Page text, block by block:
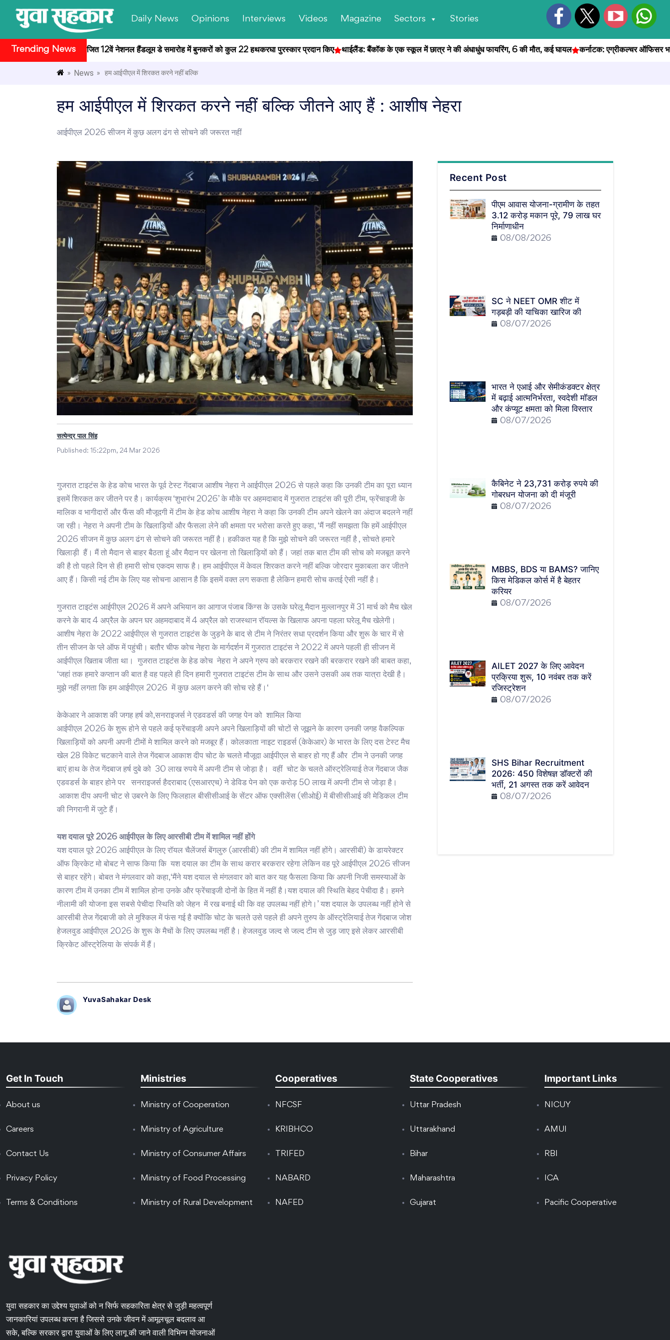
Daily News Opinions Interviews Videos Magazine Sectors Stories
Trending News
सांस्कृतिक केंद्र में आयोजित 12वें नेशनल हैंडलूम डे समारोह में बुनकरों को कुल 22 हथकरघा पुरस्कार प्रदान किए थाईलैंड: बैंकॉक के एक स्कूल में छात्र ने की अंधाधुंध फायरिंग, 6 की मौत, कई घायल कर्नाटक: एग्रीकल्चर ऑफिसर भर्ती
» News » हम आईपीएल में शिरकत करने नहीं बल्कि
हम आईपीएल में शिरकत करने नहीं बल्कि जीतने आए हैं : आशीष नेहरा
आईपीएल 2026 सीजन में कुछ अलग ढंग से सोचने की जरूरत नहीं
सत्येन्द्र पाल सिंह
Published: 15:22pm, 24 Mar 2026
गुजरात टाइटंस के हेड कोच भारत के पूर्व टेस्ट गेंदबाज आशीष नेहरा ने आईपीएल 2026 से पहले कहा कि उनकी टीम का पूरा ध्यान
इसमें शिरकत कर जीतने पर है। कार्यक्रम ‘शुभारंभ 2026’ के मौके पर अहमदाबाद में गुजरात टाइटंस की पूरी टीम, फ्रेंचाइजी के
मालिक व भागीदारों और फैंस की मौजूदगी में टीम के हेड कोच आशीष नेहरा ने कहा कि उनकी टीम अपने खेलने का अंदाज बदलने नहीं
जा रही। नेहरा ने अपनी टीम के खिलाड़ियों और फैसला लेने की क्षमता पर भरोसा करते हुए कहा, ‘मैं नहीं समझता कि हमें आईपीएल
2026 सीजन में कुछ अलग ढंग से सोचने की जरूरत नहीं है। हकीकत यह है कि मुझे सोचने की जरूरत नहीं है , सोचते हमारे
खिलाड़ी हैं। मैं तो मैदान से बाहर बैठता हूं और मैदान पर खेलना तो खिलाड़ियों को हैं। जहां तक बात टीम की सोच को मजबूत करने
की है तो पहले दिन से ही हमारी सोच एकदम साफ है। हम आईपीएल में केवल शिरकत करने नहीं बल्कि जोरदार मुकाबला कर जीतने
आए हैं। किसी नई टीम के लिए यह सोचना आसान है कि इसमें वक्त लग सकता है लेकिन हमारी सोच कतई ऐसी नहीं है।
गुजरात टाइटंस आईपीएल 2026 में अपने अभियान का आगाज पंजाब किंग्स के उसके घरेलू मैदान मुल्लानपुर में 31 मार्च को मैच खेल
करने के बाद 4 अप्रैल के अपन घर अहमदाबाद में 4 अप्रैल को राजस्थान रॉयल्स के खिलाफ अपना पहला घरेलू मैच खेलेगी।
आशीष नेहरा के 2022 आईपीएल से गुजरात टाइटंस के जुड़ने के बाद से टीम ने निरंतर सधा प्रदर्शन किया और शुरू के चार में से
तीन सीजन के प्ले ऑफ में पहुंची। बतौर चीफ कोच नेहरा के मार्गदर्शन में गुजरात टाइटंस ने 2022 में अपने पहली ही सीजन में
आईपीएल खिताब जीता था। गुजरात टाइटंस के हेड कोच नेहरा ने अपने ग्रुप को बरकरार रखने की बरकरार रखने की बाबत कहा,
‘जहां तक हमारे कप्तान की बात है वह पहले ही दिन हमारी गुजरात टाइटंस टीम के साथ और उसने उसकी अब तक यात्रा देखी है।
मुझे नहीं लगता कि हम आईपीएल 2026 में कुछ अलग करने की सोच रहे हैं।‘
केकेआर ने आकाश की जगह हर्ष को,सनराइजर्स ने एडवडर्स की जगह पेन को शामिल किया
आईपीएल 2026 के शुरू होने से पहले कई फ्रेंचाइजी अपने अपने खिलाड़ियों की चोटों से जूझने के कारण उनकी जगह वैकल्पिक
खिलाड़ियों को अपनी अपनी टीमों मे शामिल करने को मजबूर हैं। कोलकाता नाइट राइडर्स (केकेआर) के भारत के लिए दस टेस्ट मैच
खेल 28 विकेट चटकाने वाले तेज गेंदबाज आकाश दीप चोट के चलते मौजूदा आईपीएल से बाहर हो गए हैं और टीम ने उनकी जगह
बाएं हाथ के तेज गेंदबाज हर्ष दुबे को 30 लाख रुपये में अपनी टीम से जोड़ा है। वहीं चोट के चलते ऑस्ट्रेलियाई तेज गेंदबाज जैक
एडवडर्स के बाहर होने पर सनराइजर्स हैदराबाद (एसआरएच) ने डेविड पेन को एक करोड़ 50 लाख में अपनी टीम से जोड़ा है।
आकाश दीप अपनी चोट से उबरने के लिए फिलहाल बीसीसीआई के सेंटर ऑफ एक्सीलेंस (सीओई) में बीसीसीआई की मेडिकल टीम
की निगरानी में जुटे हैं।
यश दयाल पूरे 2026 आईपीएल के लिए आरसीबी टीम में शामिल नहीं होंगे
यश दयाल पूरे 2026 आईपीएल के लिए रॉयल चैलेंजर्स बेंगलुरु (आरसीबी) की टीम में शामिल नहीं होंगे। आरसीबी) के डायरेक्टर
ऑफ क्रिकेट मो बोबट ने साफ किया कि यश दयाल का टीम के साथ करार बरकरार रहेगा लेकिन वह पूरे आईपीएल 2026 सीजन
से बाहर रहेंगे। बोबत ने मंगलवार को कहा,‘मैंने यश दयाल से मंगलवार को बात कर यह फैसला किया कि अपनी निजी समस्याओं के
कारण टीम में उनका टीम में शामिल होना उनके और फ्रेंचाइजी दोनों के हित में नहीं है।यश दयाल की स्थिति बेहद पेचीदा है। हमने
नीलामी की योजना इस सबसे पेचीदा स्थिति को जेहन में रख बनाई थी कि वह उपलब्ध नहीं होगे।’ यश दयाल के उपलब्ध नहीं होने से
आरसीबी तेज गेंदबाजी को ले मुश्किल में फंस गई है क्योंकि चोट के चलते उसे पहले ही अपने तुरुप के ऑस्ट्रेलियाई तेज गेंदबाज जोश
हेजलवुड आईपीएल 2026 के शुरू के मैचों के लिए उपलब्ध नहीं है। हेजलवुड जल्द से जल्द टीम से जुड़ जाए इसे लेकर आरसीबी
क्रिकेट ऑस्ट्रेलिया के संपर्क में हैं।
YuvaSahakar Desk
Recent Post
पीएम आवास योजना-ग्रामीण के तहत
3.12 करोड़ मकान पूरे, 79 लाख घर
निर्माणाधीन
08/08/2026
SC ने NEET OMR शीट में
गड़बड़ी की याचिका खारिज की
08/07/2026
भारत ने एआई और सेमीकंडक्टर क्षेत्र
में बढ़ाई आत्मनिर्भरता, स्वदेशी मॉडल
और कंप्यूट क्षमता को मिला विस्तार
08/07/2026
कैबिनेट ने 23,731 करोड़ रुपये की
गोबरधन योजना को दी मंजूरी
08/07/2026
MBBS, BDS या BAMS? जानिए
किस मेडिकल कोर्स में है बेहतर
करियर
08/07/2026
AILET 2027 के लिए आवेदन
प्रक्रिया शुरू, 10 नवंबर तक करें
रजिस्ट्रेशन
08/07/2026
SHS Bihar Recruitment
2026: 450 विशेषज्ञ डॉक्टरों की
भर्ती, 21 अगस्त तक करें आवेदन
08/07/2026
Get In Touch
About us
Careers
Contact Us
Privacy Policy
Terms & Conditions
Ministries
Ministry of Cooperation
Ministry of Agriculture
Ministry of Consumer Affairs
Ministry of Food Processing
Ministry of Rural Development
Cooperatives
NFCSF
KRIBHCO
TRIFED
NABARD
NAFED
State Cooperatives
Uttar Pradesh
Uttarakhand
Bihar
Maharashtra
Gujarat
Important Links
NICUY
AMUI
RBI
ICA
Pacific Cooperative
युवा सहकार का उद्देश्य युवाओं को न सिर्फ सहकारिता क्षेत्र से जुड़ी महत्वपूर्ण
जानकारियां उपलब्ध करना है जिससे उनके जीवन में आमूलचूल बदलाव आ
सके, बल्कि सरकार द्वारा युवाओं के लिए लागू की जाने वाली विभिन्न योजनाओं